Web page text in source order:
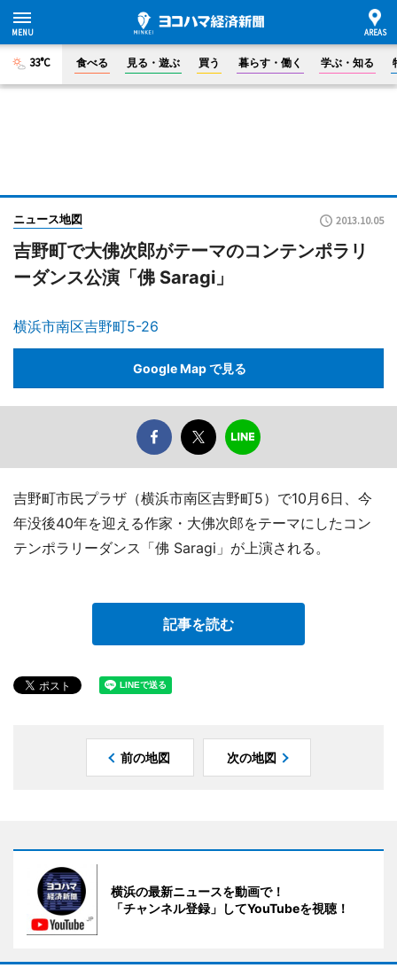
33°C 食べる 見る・遊ぶ 買う 暮らす・働く 学ぶ・知る
ニュース地図 2013.10.05
吉野町で大佛次郎がテーマのコンテンポラリ
ーダンス公演「佛 Saragi」
横浜市南区吉野町5-26
Google Map で見る
吉野町市民プラザ（横浜市南区吉野町5）で10月6日、今
年没後40年を迎える作家・大佛次郎をテーマにしたコン
テンポラリーダンス「佛 Saragi」が上演される。
記事を読む
前の地図 次の地図
横浜の最新ニュースを動画で！
「チャンネル登録」してYouTubeを視聴！